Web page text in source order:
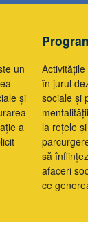
un
și
a
în jurul
sociale și
la rețele
să
afaceri
ce